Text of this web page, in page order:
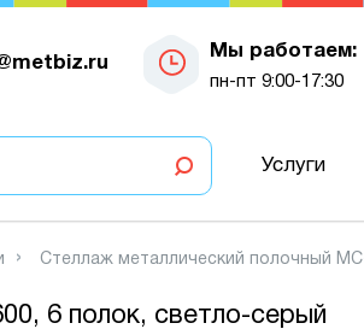
Мы работаем:
пн-пт 9:00-17:30
Услуги
Стеллаж металлический полочный
6 полок, светло-серый